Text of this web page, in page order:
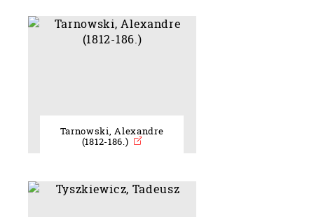
Tarnowski, Alexandre
(1812-186.)